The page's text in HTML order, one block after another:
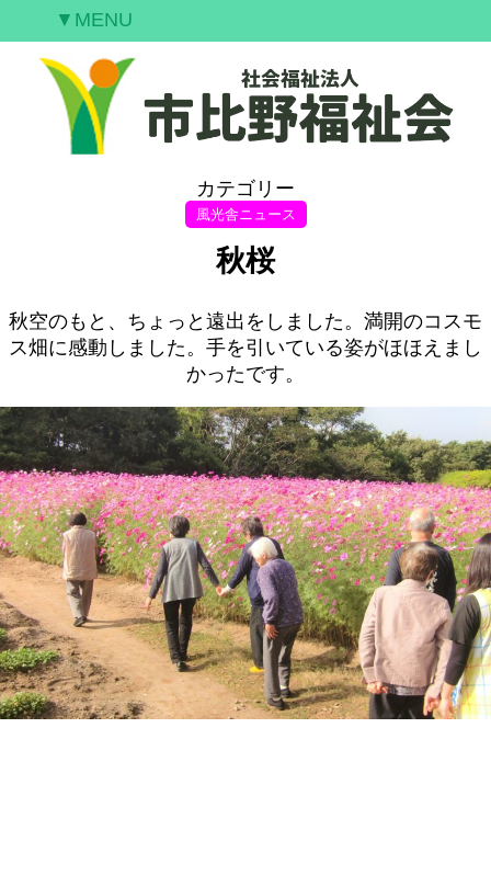
▼MENU
私たちの願い
事業案内
空室情報
研修案内
お問合せ
カテゴリー
風光舎ニュース
秋桜
秋空のもと、ちょっと遠出をしました。満開のコスモ
ス畑に感動しました。手を引いている姿がほほえまし
かったです。